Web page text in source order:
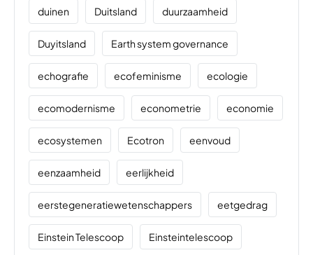
duinen Duitsland duurzaamheid
Duyitsland Earth system governance
echografie ecofeminisme ecologie
ecomodernisme econometrie economie
ecosystemen Ecotron eenvoud
eenzaamheid eerlijkheid
eerstegeneratiewetenschappers eetgedrag
Einstein Telescoop Einsteintelescoop